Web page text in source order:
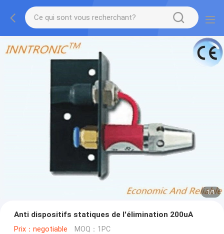
1/1
Anti dispositifs statiques de l'élimination 200uA
Prix：negotiable MOQ：1PC